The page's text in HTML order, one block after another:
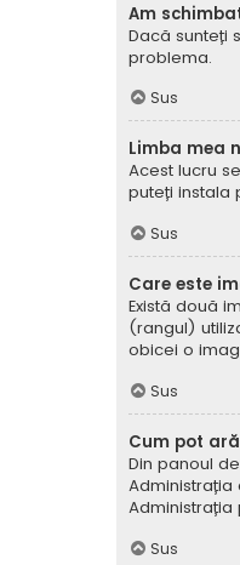
Am
Dacă sunteți
problema.
Sus
Limba mea
Acest lucru
puteți instala
Sus
Care este
Există două
(rangul)
obicei o
Sus
Cum pot
Din panoul
Administrația
Sus